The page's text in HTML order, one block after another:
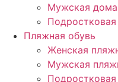
Мужская
Пляжная обувь
Женская
Мужская